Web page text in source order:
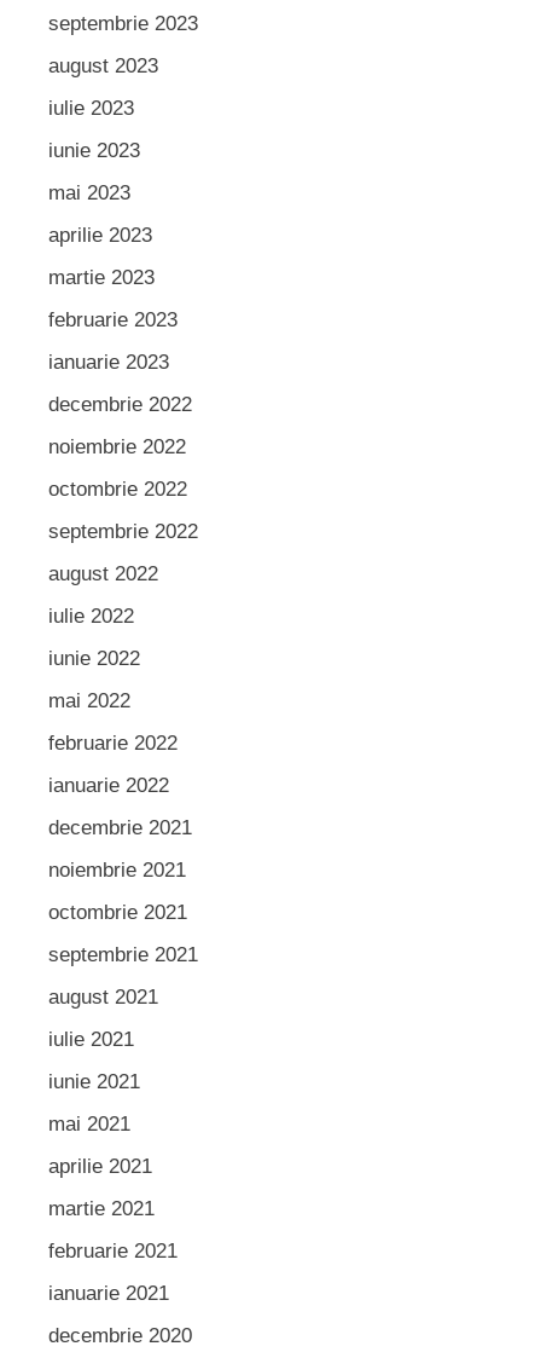
septembrie 2023
august 2023
iulie 2023
iunie 2023
mai 2023
aprilie 2023
martie 2023
februarie 2023
ianuarie 2023
decembrie 2022
noiembrie 2022
octombrie 2022
septembrie 2022
august 2022
iulie 2022
iunie 2022
mai 2022
februarie 2022
ianuarie 2022
decembrie 2021
noiembrie 2021
octombrie 2021
septembrie 2021
august 2021
iulie 2021
iunie 2021
mai 2021
aprilie 2021
martie 2021
februarie 2021
ianuarie 2021
decembrie 2020